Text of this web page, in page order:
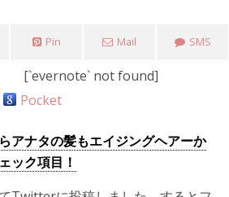
Pin Mail SMS
[`evernote` not found]
Pocket
アナタの髪もエイジングヘアーか
ック項目！